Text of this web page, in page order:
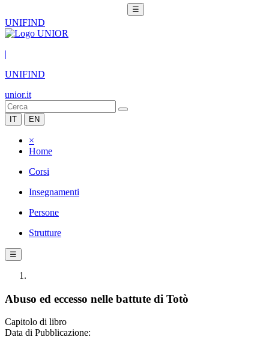
☰
UNIFIND
|
UNIFIND
unior.it
IT EN
×
Home
Corsi
Insegnamenti
Persone
Strutture
☰
Abuso ed eccesso nelle battute di Totò
Capitolo di libro
Data di Pubblicazione: